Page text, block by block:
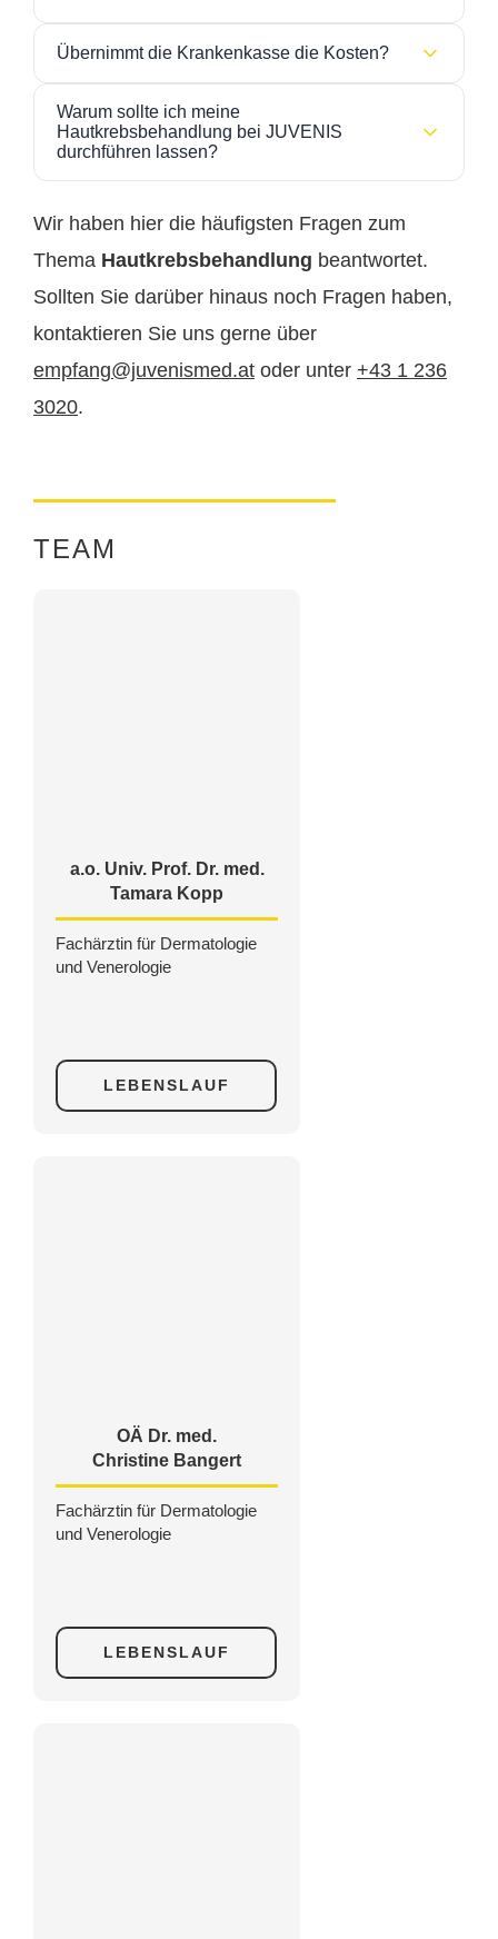
Vermeidung intensiver UV-Strahlung
regelmäßige Hautkontrollen beim Hautarzt
dem individuellen Befund ab.
Eine Hautkrebsvorsorge-Untersuchung kostet ab €
190. Dermatochirurgische Leistungen, wie
Muttermalentfernung kosten ab € 250.
Diegenauen Preise erhalten Sie im persönlichen
Übernimmt die Krankenkasse die Kosten?
Behandlung handelt, ist häufig eine(teilweise)
Kostenübernahme durch die Krankenkasse
Warum sollte ich meine
Hautkrebsbehandlung bei JUVENIS
durchführen lassen?
Fachärztinnen und Fachärzten für Dermatologie
chirurgische Techniken und umfassende Nachsorge
wird einesichere und effektive Behandlung auf
höchstem medizinischem Niveaugewährleistet.
Wir haben hier die häufigsten Fragen zum
Thema Hautkrebsbehandlung beantwortet.
Sollten Sie darüber hinaus noch Fragen haben,
kontaktieren Sie uns gerne über
empfang@juvenismed.at oder unter +43 1 236
3020.
TEAM
a.o. Univ. Prof. Dr. med.
Tamara Kopp
Fachärztin für Dermatologie
und Venerologie
LEBENSLAUF
OÄ Dr. med.
Christine Bangert
Fachärztin für Dermatologie
und Venerologie
LEBENSLAUF